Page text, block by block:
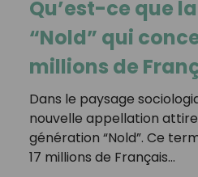
Qu’est-ce que
“Nold” qui
millions de
Dans le paysage
nouvelle appellation
génération “Nold”. Ce
17 millions de Français…